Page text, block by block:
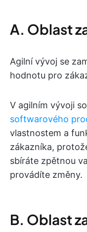
A. Oblast
Agilní vývoj se
hodnotu pro
V agilním vývoji
softwarového
vlastnostem a
zákazníka,
sbíráte zpětnou
provádíte změny.
B. Oblast